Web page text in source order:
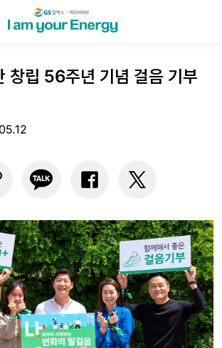
창립 56주년 기념 걸음 기부